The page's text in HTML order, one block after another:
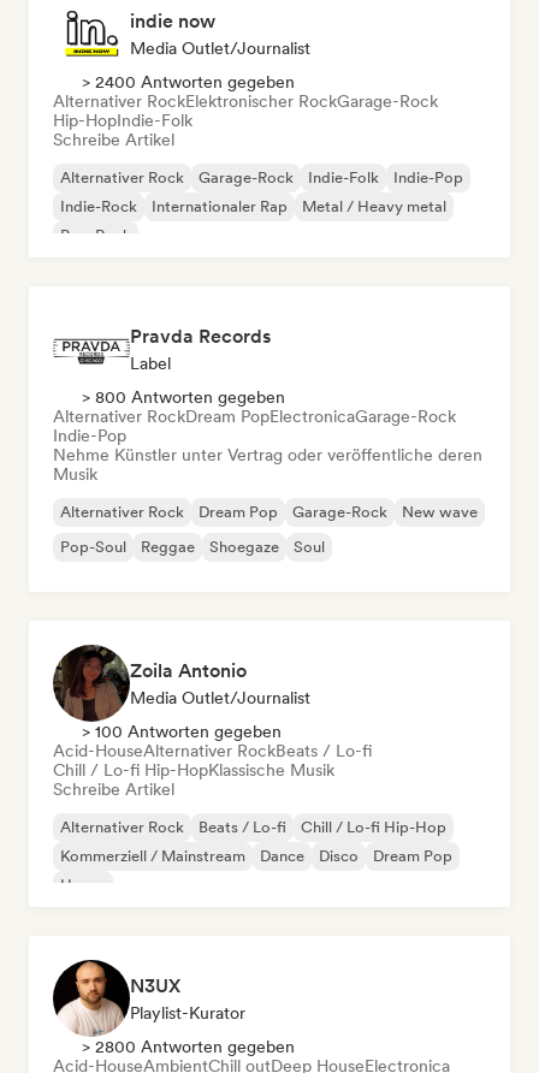
indie now
Media Outlet/Journalist
> 2400 Antworten gegeben
Alternativer RockElektronischer RockGarage-Rock
Hip-HopIndie-Folk
Schreibe Artikel
Alternativer Rock Garage-Rock Indie-Folk
Indie-Pop
Indie-Rock
Internationaler Rap
Metal / Heavy metal
Pop-Rock
Pravda Records
Label
> 800 Antworten gegeben
Alternativer RockDream PopElectronicaGarage-Rock
Indie-Pop
Nehme Künstler unter Vertrag oder veröffentliche deren
Musik
Alternativer Rock Dream Pop Garage-Rock
New wave
Pop-Soul
Reggae Shoegaze Soul
Zoila Antonio
Media Outlet/Journalist
> 100 Antworten gegeben
Acid-HouseAlternativer RockBeats / Lo-fi
Chill / Lo-fi Hip-HopKlassische Musik
Schreibe Artikel
Alternativer Rock Beats / Lo-fi
Chill / Lo-fi Hip-Hop
Kommerziell / Mainstream
Dance Disco
Dream Pop
House
N3UX
Playlist-Kurator
> 2800 Antworten gegeben
Acid-HouseAmbientChill outDeep HouseElectronica